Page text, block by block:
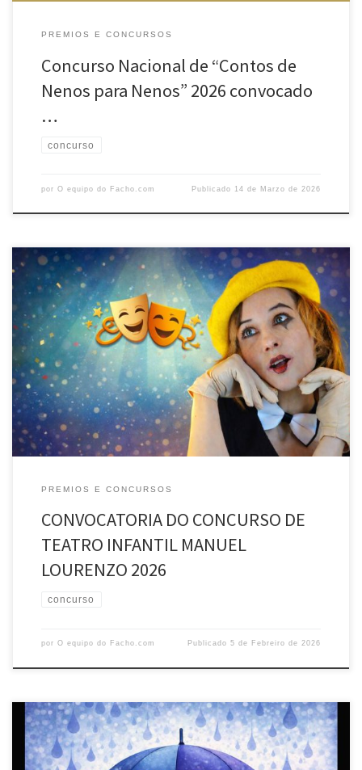
PREMIOS E CONCURSOS
Concurso Nacional de “Contos de
Nenos para Nenos” 2026 convocado
…
concurso
por O equipo do Facho.com Publicado 14 de Marzo de 2026
CONCURSO DE TEATRO INFANTIL MANUEL LOURENZO 2026
CONVOCADO POLA AGRUPACIÓN CULTURAL O FACHO Con Manuel
Lourenzo na nosa memoria e asumindo un ano máis como propias
as palabras de Juan Ramón Jiménez cando afirmaba que “teatro
infantil é aquel que tamén lle gusta aos nenos”, a Agrupación Cultural
O FACHO acordou […]
PREMIOS E CONCURSOS
CONVOCATORIA DO CONCURSO DE
TEATRO INFANTIL MANUEL
LOURENZO 2026
concurso
por O equipo do Facho.com Publicado5 de Febreiro de 2026